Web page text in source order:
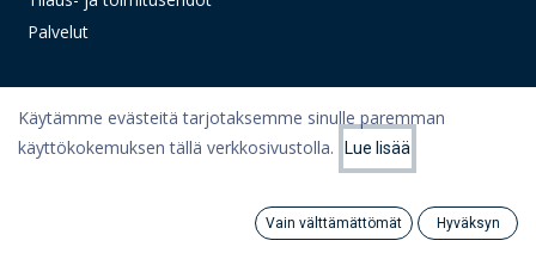
Suosituimmat
Category
Palvelut
Linkit
Käytämme evästeitä tarjotaksemme sinulle paremman
käyttökokemuksen tällä verkkosivustolla.
Lue lisää
Vain välttämättömät Hyväksyn